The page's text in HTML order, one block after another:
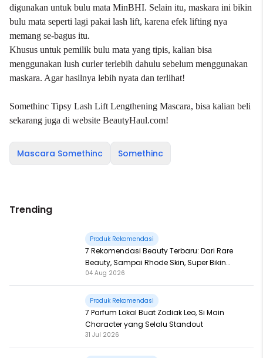
digunakan untuk bulu mata MinBHI. Selain itu, maskara ini bikin
bulu mata seperti lagi pakai lash lift, karena efek lifting nya
memang se-bagus itu.
Khusus untuk pemilik bulu mata yang tipis, kalian bisa
menggunakan lush curler terlebih dahulu sebelum menggunakan
maskara. Agar hasilnya lebih nyata dan terlihat!
Somethinc Tipsy Lash Lift Lengthening Mascara, bisa kalian beli
sekarang juga di website BeautyHaul.com!
Mascara Somethinc Somethinc
Trending
Produk Rekomendasi
7 Rekomendasi Beauty Terbaru: Dari Rare
Beauty, Sampai Rhode Skin, Super Bikin
Fomo
04 Aug 2026
Produk Rekomendasi
7 Parfum Lokal Buat Zodiak Leo, Si Main
Character yang Selalu Standout
31 Jul 2026